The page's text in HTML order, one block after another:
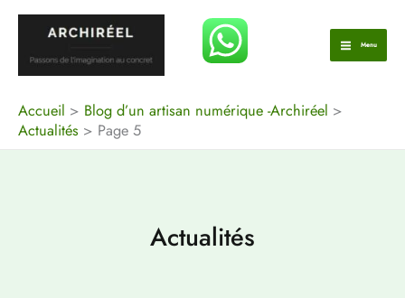
Aller
contenu
Menu
Accueil
Blog d’un artisan numérique -Archiréel
Actualités
Page 5
Actualités